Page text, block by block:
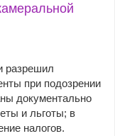
разрешил
при подозрении
документально
и льготы; в
налогов.